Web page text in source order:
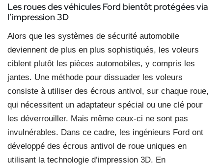
Les roues des véhicules Ford bientôt protégées via
l’impression 3D
Alors que les systèmes de sécurité automobile
deviennent de plus en plus sophistiqués, les voleurs
ciblent plutôt les pièces automobiles, y compris les
jantes. Une méthode pour dissuader les voleurs
consiste à utiliser des écrous antivol, sur chaque roue,
qui nécessitent un adaptateur spécial ou une clé pour
les déverrouiller. Mais même ceux-ci ne sont pas
invulnérables. Dans ce cadre, les ingénieurs Ford ont
développé des écrous antivol de roue uniques en
utilisant la technologie d’impression 3D. En